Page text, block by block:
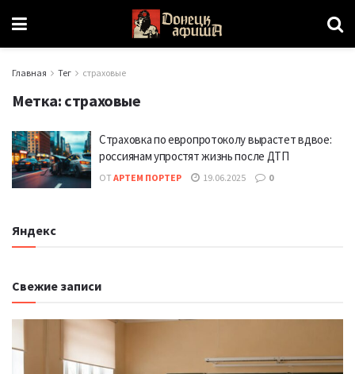
Главная Тег страховые
Метка: страховые
Страховка по европротоколу вырастет вдвое:
россиянам упростят жизнь после ДТП
ОТ АРТЕМ ПОРТЕР 19.06.2025 0
Яндекс
Свежие записи